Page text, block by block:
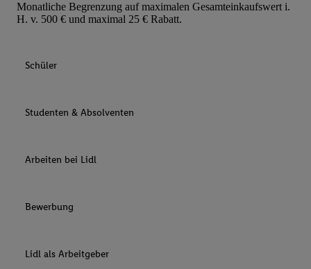
Monatliche Begrenzung auf maximalen Gesamteinkaufswert i.
H. v. 500 € und maximal 25 € Rabatt.
Schüler
Studenten & Absolventen
Arbeiten bei Lidl
Bewerbung
Lidl als Arbeitgeber